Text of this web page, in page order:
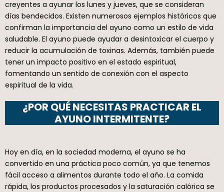
creyentes a ayunar los lunes y jueves, que se consideran
días bendecidos. Existen numerosos ejemplos históricos que
confirman la importancia del ayuno como un estilo de vida
saludable. El ayuno puede ayudar a desintoxicar el cuerpo y
reducir la acumulación de toxinas. Además, también puede
tener un impacto positivo en el estado espiritual,
fomentando un sentido de conexión con el aspecto
espiritual de la vida.
¿POR QUÉ NECESITAS PRACTICAR EL
AYUNO INTERMITENTE?
Hoy en día, en la sociedad moderna, el ayuno se ha
convertido en una práctica poco común, ya que tenemos
fácil acceso a alimentos durante todo el año. La comida
rápida, los productos procesados y la saturación calórica se